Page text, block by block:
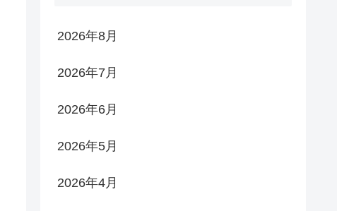
2026年8月
2026年7月
2026年6月
2026年5月
2026年4月